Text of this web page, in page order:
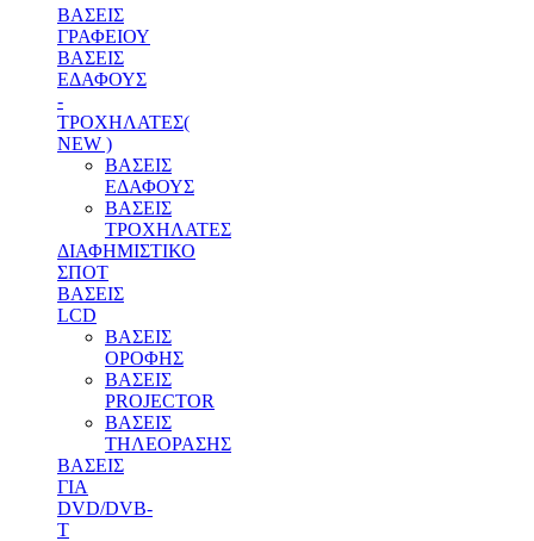
ΒΑΣΕΙΣ
ΓΡΑΦΕΙΟΥ
ΒΑΣΕΙΣ
ΕΔΑΦΟΥΣ
-
ΤΡΟΧΗΛΑΤΕΣ(
NEW )
ΒΑΣΕΙΣ
ΕΔΑΦΟΥΣ
ΒΑΣΕΙΣ
ΤΡΟΧΗΛΑΤΕΣ
ΔΙΑΦΗΜΙΣΤΙΚΟ
ΣΠΟΤ
ΒΑΣΕΙΣ
LCD
ΒΑΣΕΙΣ
ΟΡΟΦΗΣ
ΒΑΣΕΙΣ
PROJECTOR
ΒΑΣΕΙΣ
ΤΗΛΕΟΡΑΣΗΣ
ΒΑΣΕΙΣ
ΓΙΑ
DVD/DVB-
T